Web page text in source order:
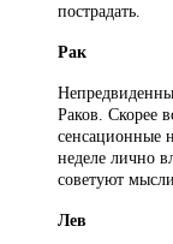
пострадать.
Рак
Раков. Скорее
сенсационные
неделе лично
советуют
Лев